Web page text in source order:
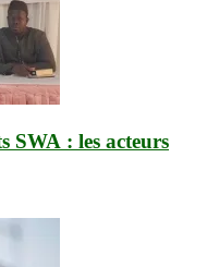
SWA : les acteurs